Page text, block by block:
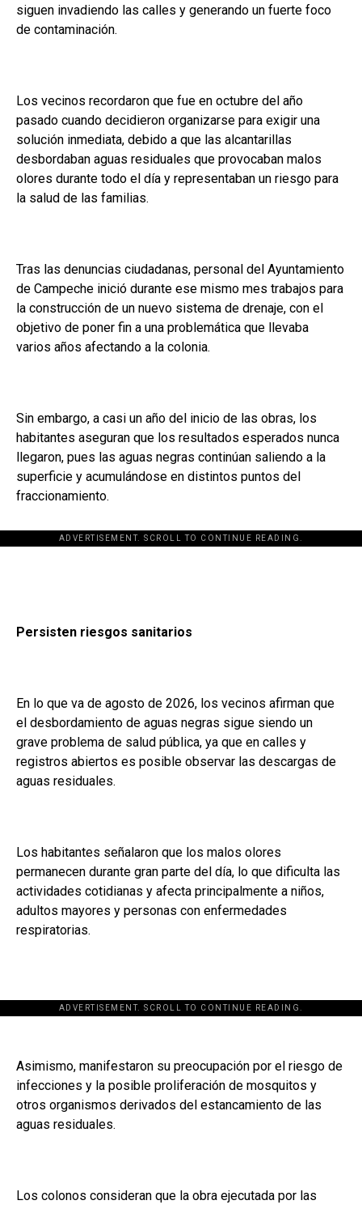
siguen invadiendo las calles y generando un fuerte foco
de contaminación.
Los vecinos recordaron que fue en octubre del año
pasado cuando decidieron organizarse para exigir una
solución inmediata, debido a que las alcantarillas
desbordaban aguas residuales que provocaban malos
olores durante todo el día y representaban un riesgo para
la salud de las familias.
Tras las denuncias ciudadanas, personal del Ayuntamiento
de Campeche inició durante ese mismo mes trabajos para
la construcción de un nuevo sistema de drenaje, con el
objetivo de poner fin a una problemática que llevaba
varios años afectando a la colonia.
Sin embargo, a casi un año del inicio de las obras, los
habitantes aseguran que los resultados esperados nunca
llegaron, pues las aguas negras continúan saliendo a la
superficie y acumulándose en distintos puntos del
fraccionamiento.
ADVERTISEMENT. SCROLL TO CONTINUE READING.
Persisten riesgos sanitarios
En lo que va de agosto de 2026, los vecinos afirman que
el desbordamiento de aguas negras sigue siendo un
grave problema de salud pública, ya que en calles y
registros abiertos es posible observar las descargas de
aguas residuales.
Los habitantes señalaron que los malos olores
permanecen durante gran parte del día, lo que dificulta las
actividades cotidianas y afecta principalmente a niños,
adultos mayores y personas con enfermedades
respiratorias.
ADVERTISEMENT. SCROLL TO CONTINUE READING.
Asimismo, manifestaron su preocupación por el riesgo de
infecciones y la posible proliferación de mosquitos y
otros organismos derivados del estancamiento de las
aguas residuales.
Los colonos consideran que la obra ejecutada por las